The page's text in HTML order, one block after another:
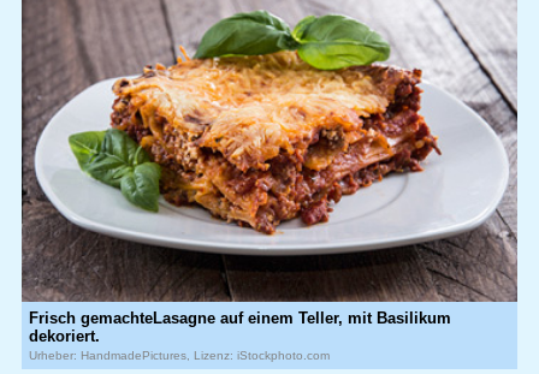
Frisch gemachteLasagne auf einem Teller, mit Basilikum
dekoriert.
Urheber: HandmadePictures, Lizenz: iStockphoto.com